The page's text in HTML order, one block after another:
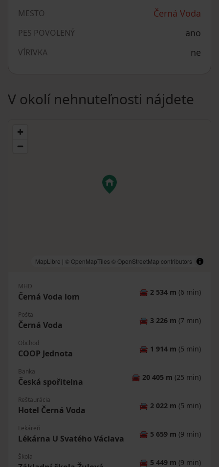
MESTO Černá Voda
PES POVOLENÝ ano
VÍRIVKA ne
V okolí nehnuteľnosti nájdete
MapLibre | © OpenMapTiles © OpenStreetMap contributors
MHD
Černá Voda lom 🚘 2 534 m (6 min)
Pošta
Černá Voda 🚘 3 226 m (7 min)
Obchod
COOP Jednota 🚘 1 914 m (5 min)
Banka
Česká spořitelna 🚘 20 405 m (25 min)
Reštaurácia
Hotel Černá Voda 🚘 2 022 m (5 min)
Lekáreň
Lékárna U Svatého Václava 🚘 5 659 m (9 min)
Škola
🚘 5 449 m (9 min)